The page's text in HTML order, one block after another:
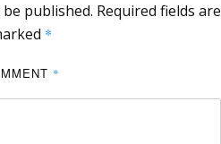
published. Required fields are
*
*